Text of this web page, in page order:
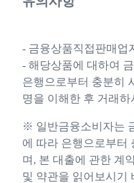
- 금융상품직접판매업
- 해당상품에 대하여
은행으로부터 충분히
명을 이해한 후 거래하
※ 일반금융소비자는
에 따라 은행으로부터
며, 본 대출에 관한 계
및 약관을 읽어보시기